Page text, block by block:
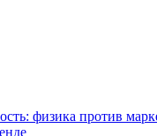
физика против